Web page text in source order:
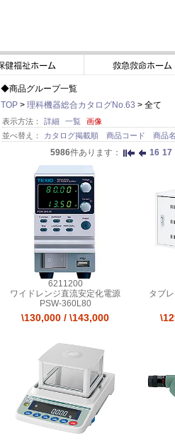
◆商品グループ一覧
TOP > 理科機器総合カタログNo.63 > 全て
表示方法： 詳細 一覧
画像
並べ替え：
カタログ掲載順 商品コード 商品名
5986件あります： 16 17
6211200
ワイドレンジ直流安定化電源
PSW-360L80
\130,000 / \143,000
タブ